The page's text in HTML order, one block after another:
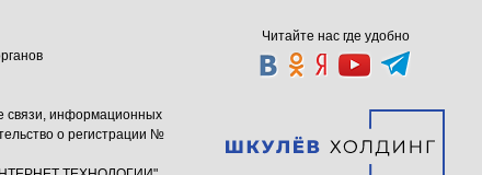
Читайте нас где удобно
связи, информационных
о регистрации №